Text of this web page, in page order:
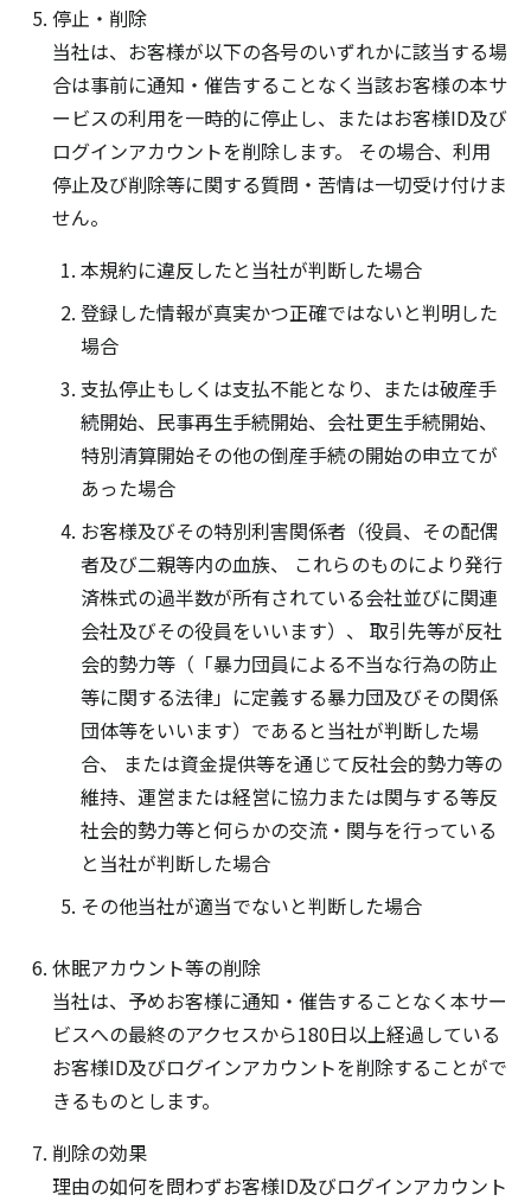
停止・削除
当社は、お客様が以下の各号のいずれかに該当する場
合は事前に通知・催告することなく当該お客様の本サ
ービスの利用を一時的に停止し、またはお客様ID及び
ログインアカウントを削除します。 その場合、利用
停止及び削除等に関する質問・苦情は一切受け付けま
せん。
本規約に違反したと当社が判断した場合
登録した情報が真実かつ正確ではないと判明した
場合
支払停止もしくは支払不能となり、または破産手
続開始、民事再生手続開始、会社更生手続開始、
特別清算開始その他の倒産手続の開始の申立てが
あった場合
お客様及びその特別利害関係者（役員、その配偶
者及び二親等内の血族、 これらのものにより発行
済株式の過半数が所有されている会社並びに関連
会社及びその役員をいいます）、 取引先等が反社
会的勢力等（「暴力団員による不当な行為の防止
等に関する法律」に定義する暴力団及びその関係
団体等をいいます）であると当社が判断した場
合、 または資金提供等を通じて反社会的勢力等の
維持、運営または経営に協力または関与する等反
社会的勢力等と何らかの交流・関与を行っている
と当社が判断した場合
その他当社が適当でないと判断した場合
休眠アカウント等の削除
当社は、予めお客様に通知・催告することなく本サー
ビスへの最終のアクセスから180日以上経過している
お客様ID及びログインアカウントを削除することがで
きるものとします。
削除の効果
理由の如何を問わずお客様ID及びログインアカウント